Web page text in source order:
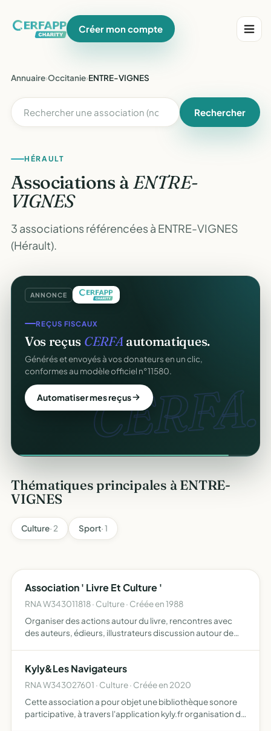
Créer mon compte
Annuaire›Occitanie›ENTRE-VIGNES
Rechercher
HÉRAULT
Associations àENTRE-
VIGNES
3 associations référencées à ENTRE-VIGNES
(Hérault).
ANNONCE
CERFA.
REÇUS FISCAUX
Vos reçus CERFAautomatiques.
Générés et envoyés à vos donateurs en un clic,
conformes au modèle officiel n°11580.
Automatiser mes reçus
Thématiques principales à ENTRE-
VIGNES
Culture· 2 Sport· 1
Association ' Livre Et Culture '
RNA W343011818 · Culture · Créée en 1988
Organiser des actions autour du livre, rencontres avec
des auteurs, édieurs, illustrateurs discussion autour de
Kyly&Les Navigateurs
RNA W343027601 · Culture · Créée en 2020
Cette association a pour objet une bibliothèque sonore
participative, à travers l'application kyly.fr organisation de